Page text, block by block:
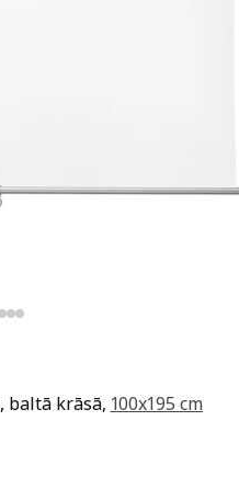
baltā krāsā, 100x195 cm